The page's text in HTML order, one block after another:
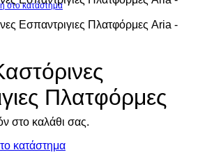
στο κατάστημα
στο καλάθι σας.
κατάστημα
Πλατφόρμες